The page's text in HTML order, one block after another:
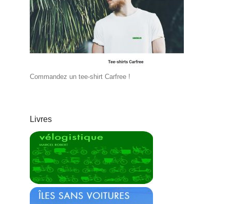
Commandez un tee-shirt Carfree !
Livres